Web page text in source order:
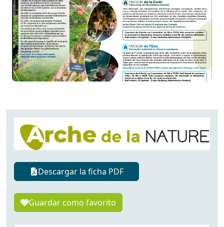
Descargar la ficha PDF
Guardar como favorito